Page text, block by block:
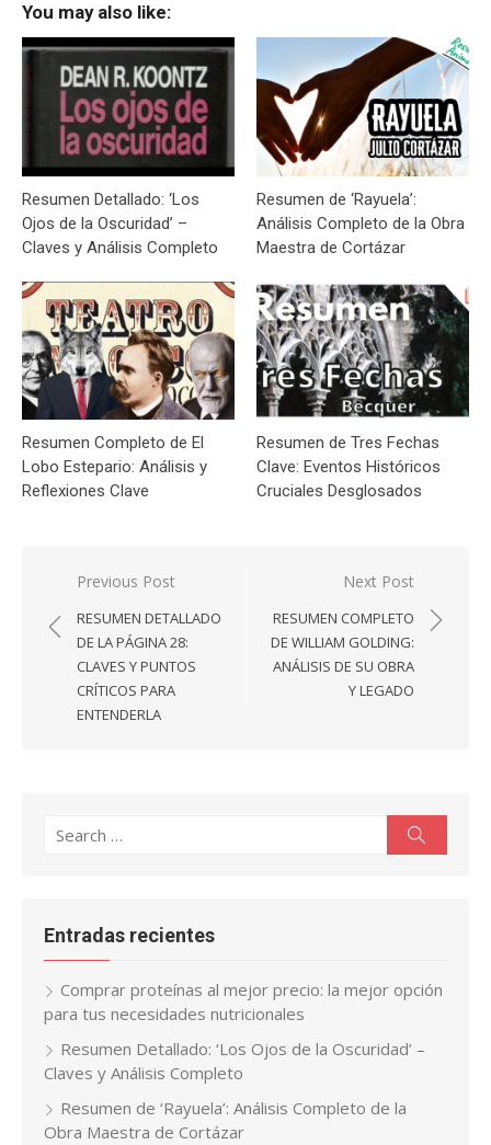
You may also like:
Resumen Detallado: ‘Los
Ojos de la Oscuridad’ –
Claves y Análisis Completo
Resumen de ‘Rayuela’:
Análisis Completo de la Obra
Maestra de Cortázar
Resumen Completo de El
Lobo Estepario: Análisis y
Reflexiones Clave
Resumen de Tres Fechas
Clave: Eventos Históricos
Cruciales Desglosados
Navegación
de
entradas
Previous Post
RESUMEN DETALLADO
DE LA PÁGINA 28:
CLAVES Y PUNTOS
CRÍTICOS PARA
ENTENDERLA
Next Post
RESUMEN COMPLETO
DE WILLIAM GOLDING:
ANÁLISIS DE SU OBRA
Y LEGADO
Search
Entradas recientes
Comprar proteínas al mejor precio: la mejor opción
para tus necesidades nutricionales
Resumen Detallado: ‘Los Ojos de la Oscuridad’ –
Claves y Análisis Completo
Resumen de ‘Rayuela’: Análisis Completo de la
Obra Maestra de Cortázar